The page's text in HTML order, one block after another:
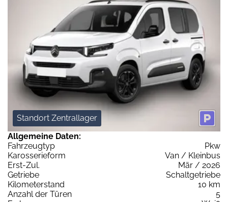
Standort Zentrallager
Allgemeine Daten:
Fahrzeugtyp
Pkw
Karosserieform
Van / Kleinbus
Erst-Zul.
Mär / 2026
Getriebe
Schaltgetriebe
Kilometerstand
10 km
Anzahl der Türen
5